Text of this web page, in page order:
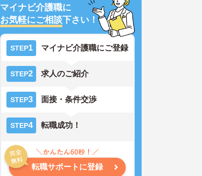
マイナビ介護職に
お気軽にご相談下さい！
STEP1 マイナビ介護職にご登録
STEP2 求人のご紹介
STEP3 面接・条件交渉
STEP4 転職成功！
転職サポートに登録